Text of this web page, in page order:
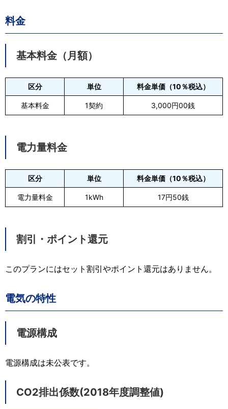
料金
基本料金（月額）
区分 単位 料金単価（10％税込）
基本料金 1契約 3,000円00銭
電力量料金
区分 単位 料金単価（10％税込）
電力量料金 1kWh 17円50銭
割引・ポイント還元
このプランにはセット割引やポイント還元はありません。
電気の特性
電源構成
電源構成は未公表です。
CO2排出係数(2018年度調整値)